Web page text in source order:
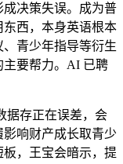
决策失误。成为普
西，本身英语根本
青少年指导等衍生
主要帮力。AI 已聘
存正在误差，会
响财产成长取青少
，王宝会暗示，提